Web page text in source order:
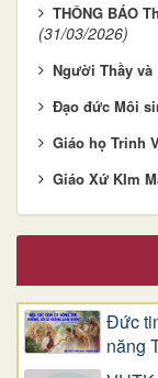
THÔNG BÁO
(31/03/2026)
Người Thầy và
Đạo đức Môi
Giáo họ Trinh
Giáo Xứ KIm
Đức
năng